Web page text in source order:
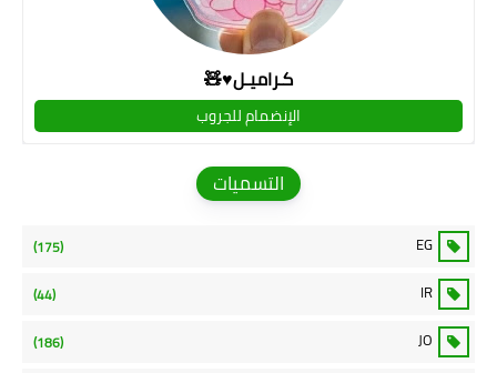
كـراميـل♥🧸
الإنضمام للجروب
التسميات
EG
(175)
IR
(44)
JO
(186)